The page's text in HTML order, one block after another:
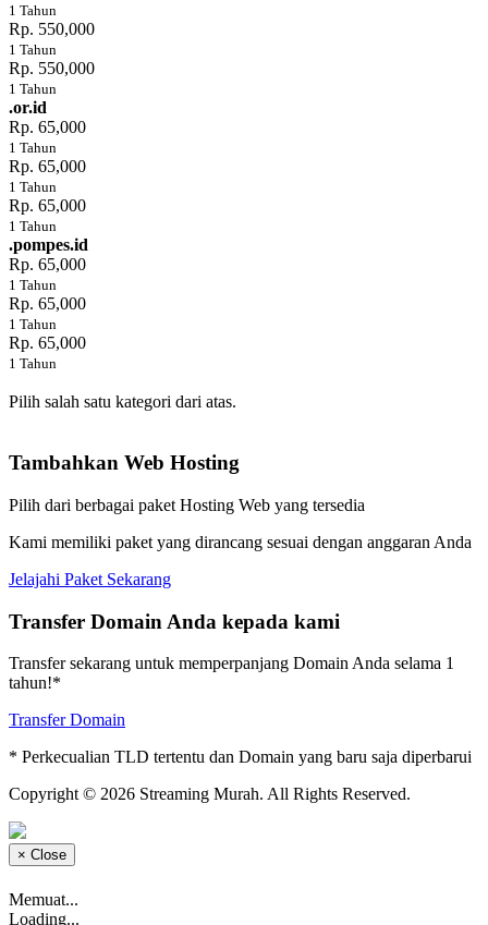
1 Tahun
Rp. 550,000
1 Tahun
Rp. 550,000
1 Tahun
.or.id
Rp. 65,000
1 Tahun
Rp. 65,000
1 Tahun
Rp. 65,000
1 Tahun
.pompes.id
Rp. 65,000
1 Tahun
Rp. 65,000
1 Tahun
Rp. 65,000
1 Tahun
Pilih salah satu kategori dari atas.
Tambahkan Web Hosting
Pilih dari berbagai paket Hosting Web yang tersedia
Kami memiliki paket yang dirancang sesuai dengan anggaran Anda
Jelajahi Paket Sekarang
Transfer Domain Anda kepada kami
Transfer sekarang untuk memperpanjang Domain Anda selama 1
tahun!*
Transfer Domain
* Perkecualian TLD tertentu dan Domain yang baru saja diperbarui
Copyright © 2026 Streaming Murah. All Rights Reserved.
× Close
Memuat...
Loading...